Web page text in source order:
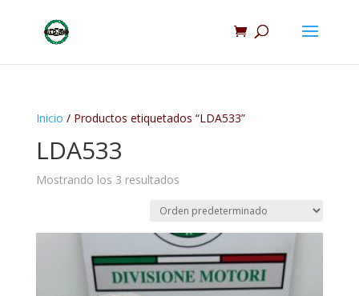
Inicio / Productos etiquetados “LDA533”
LDA533
Mostrando los 3 resultados